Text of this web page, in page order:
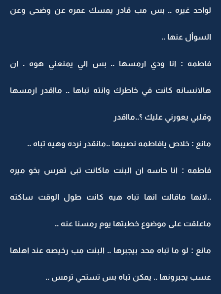
لواحد غيره .. بس مب قادر يمسك عمره عن وضحى وعن
السوأل عنها ..
فاطمه : انا ودي ارمسها .. بس الي يمنعني هوه . ان
هالانسانه كانت في خاطرك وانته تباها .. مااقدر ارمسها
وقلبي يعورني عليك ؟..مااقدر
مانع : خلاص يافاطمه نصيبها ..مانقدر نرده وهيه تباه ..
فاطمه : انا حاسه ان البنت ماكانت تبى تعرس بخو ميره
..لانها ماقالت انها تباه هيه كانت طول الوقت ساكته
ماعلقت على موضوع خطبتها يوم رمسنا عنه ..
مانع : لو ما تباه محد بيجبرها .. البنت مب رخيصه عند اهلها
عسب يجبرونها .. يمكن تباه بس تستحي ترمس ..